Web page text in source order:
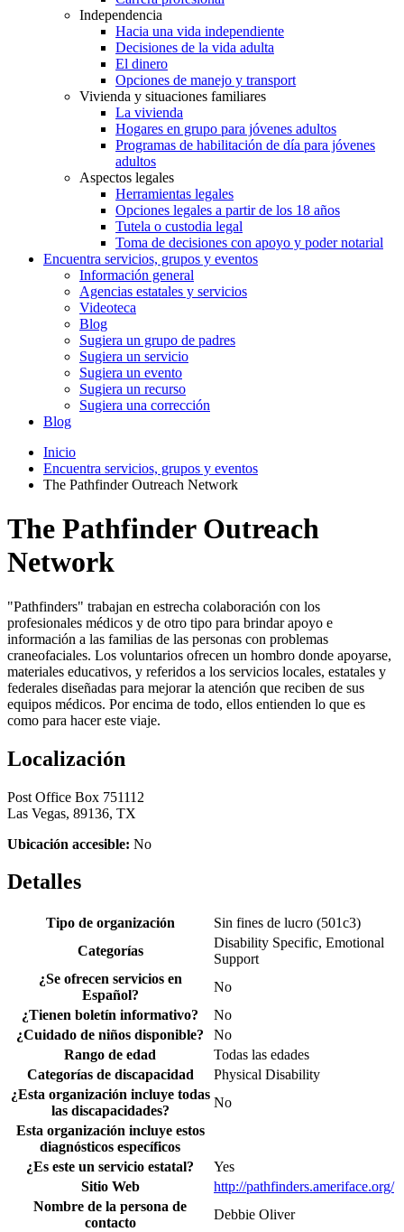
Independencia
Hacia una vida independiente
Decisiones de la vida adulta
El dinero
Opciones de manejo y transport
Vivienda y situaciones familiares
La vivienda
Hogares en grupo para jóvenes adultos
Programas de habilitación de día para jóvenes
adultos
Aspectos legales
Herramientas legales
Opciones legales a partir de los 18 años
Tutela o custodia legal
Toma de decisiones con apoyo y poder notarial
Encuentra servicios, grupos y eventos
Información general
Agencias estatales y servicios
Videoteca
Blog
Sugiera un grupo de padres
Sugiera un servicio
Sugiera un evento
Sugiera un recurso
Sugiera una corrección
Blog
Inicio
Encuentra servicios, grupos y eventos
The Pathfinder Outreach Network
The Pathfinder Outreach
Network
"Pathfinders" trabajan en estrecha colaboración con los
profesionales médicos y de otro tipo para brindar apoyo e
información a las familias de las personas con problemas
craneofaciales. Los voluntarios ofrecen un hombro donde apoyarse,
materiales educativos, y referidos a los servicios locales, estatales y
federales diseñadas para mejorar la atención que reciben de sus
equipos médicos. Por encima de todo, ellos entienden lo que es
como para hacer este viaje.
Localización
Post Office Box 751112
Las Vegas, 89136, TX
Ubicación accesible: No
Detalles
Tipo de organización
Sin fines de lucro (501c3)
Categorías
Disability Specific, Emotional
Support
¿Se ofrecen servicios en
Español?
No
¿Tienen boletín informativo?
No
¿Cuidado de niños disponible?
No
Rango de edad
Todas las edades
Categorías de discapacidad
Physical Disability
¿Esta organización incluye todas
las discapacidades?
No
Esta organización incluye estos
diagnósticos específicos
¿Es este un servicio estatal?
Yes
Sitio Web
http://pathfinders.ameriface.org/
Nombre de la persona de
contacto
Debbie Oliver